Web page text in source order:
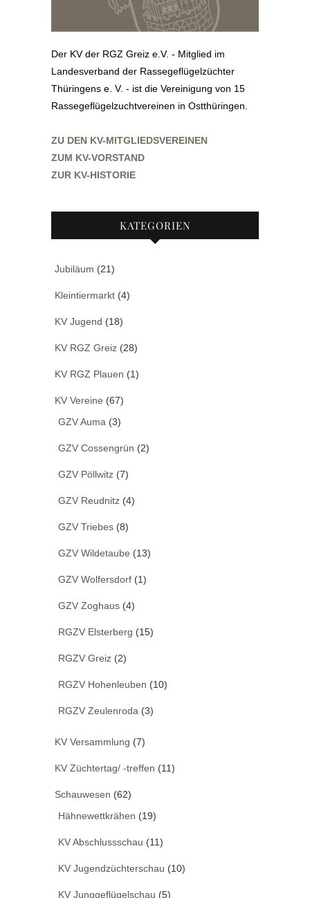
Der KV der RGZ Greiz e.V. - Mitglied im
Landesverband der Rassegeflügelzüchter
Thüringens e. V. - ist die Vereinigung von 15
Rassegeflügelzuchtvereinen in Ostthüringen.
ZU DEN KV-MITGLIEDSVEREINEN
ZUM KV-VORSTAND
ZUR KV-HISTORIE
KATEGORIEN
Jubiläum (21)
Kleintiermarkt (4)
KV Jugend (18)
KV RGZ Greiz (28)
KV RGZ Plauen (1)
KV Vereine (67)
GZV Auma (3)
GZV Cossengrün (2)
GZV Pöllwitz (7)
GZV Reudnitz (4)
GZV Triebes (8)
GZV Wildetaube (13)
GZV Wolfersdorf (1)
GZV Zoghaus (4)
RGZV Elsterberg (15)
RGZV Greiz (2)
RGZV Hohenleuben (10)
RGZV Zeulenroda (3)
KV Versammlung (7)
KV Züchtertag/ -treffen (11)
Schauwesen (62)
Hähnewettkrähen (19)
KV Abschlussschau (11)
KV Jugendzüchterschau (10)
KV Junggeflügelschau (5)